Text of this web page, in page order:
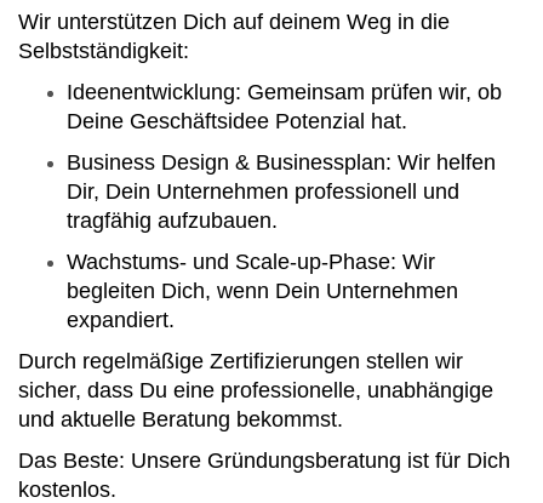
Wir unterstützen Dich auf deinem Weg in die
Selbstständigkeit:
Ideenentwicklung: Gemeinsam prüfen wir, ob
Deine Geschäftsidee Potenzial hat.
Business Design & Businessplan: Wir helfen
Dir, Dein Unternehmen professionell und
tragfähig aufzubauen.
Wachstums- und Scale-up-Phase: Wir
begleiten Dich, wenn Dein Unternehmen
expandiert.
Durch regelmäßige Zertifizierungen stellen wir
sicher, dass Du eine professionelle, unabhängige
und aktuelle Beratung bekommst.
Das Beste: Unsere Gründungsberatung ist für Dich
kostenlos.